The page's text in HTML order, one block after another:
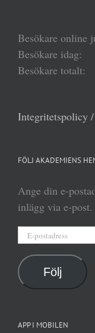
Besökare online
Besökare idag:
Besökare totalt:
Integritetspolicy
FÖLJ AKADEMIENS
Ange din e-
inlägg via e-post.
Följ
APP I MOBILEN